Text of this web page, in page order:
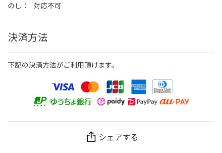
のし
対応不可
決済方法
下記の決済方法がご利用頂けます。
シェアする